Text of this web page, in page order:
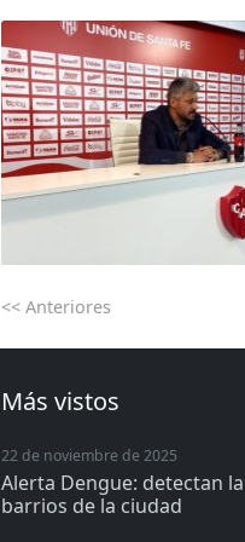
<< Anteriores
Más vistos
22 de noviembre de 2025
Alerta Dengue: detectan
barrios de la ciudad